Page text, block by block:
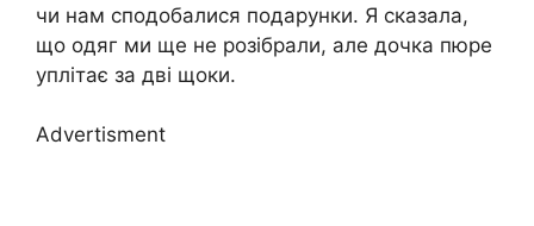
чи нам сподобалися подарунки. Я сказала,
що одяг ми ще не розібрали, але дочка пюре
уплітає за дві щоки.
Advertisment